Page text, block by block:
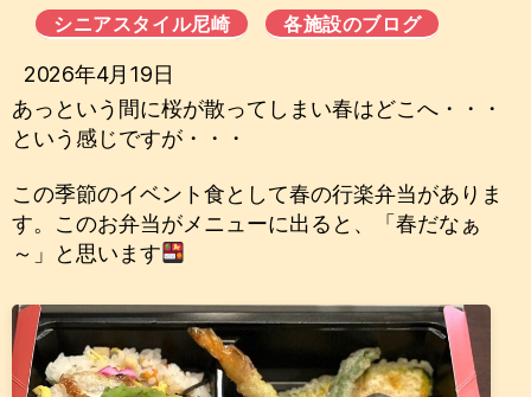
シニアスタイル尼崎 各施設のブログ
2026年4月19日
あっという間に桜が散ってしまい春はどこへ・・・
という感じですが・・・
この季節のイベント食として春の行楽弁当がありま
す。このお弁当がメニューに出ると、「春だなぁ
～」と思います